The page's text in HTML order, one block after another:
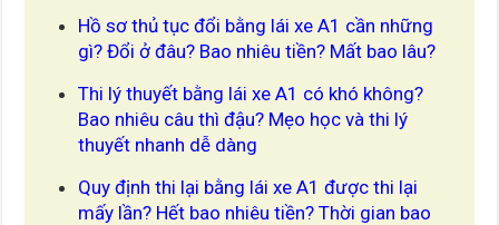
Hồ sơ thủ tục đổi bằng lái xe A1 cần những
gì? Đổi ở đâu? Bao nhiêu tiền? Mất bao lâu?
Thi lý thuyết bằng lái xe A1 có khó không?
Bao nhiêu câu thì đậu? Mẹo học và thi lý
thuyết nhanh dễ dàng
Quy định thi lại bằng lái xe A1 được thi lại
mấy lần? Hết bao nhiêu tiền? Thời gian bao